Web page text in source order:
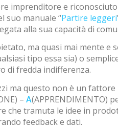
imprenditore e
suo manuale “Partire leggeri
alla sua capacità di
ma quasi mai mente
tipo essa sia) o
di fredda indifferenza.
ma questo non è un
– A(APPRENDIMENTO)
che tramuta le idee in
feedback e dati.